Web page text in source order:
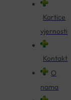
Kartice
vjernosti
Kontakt
O
nama